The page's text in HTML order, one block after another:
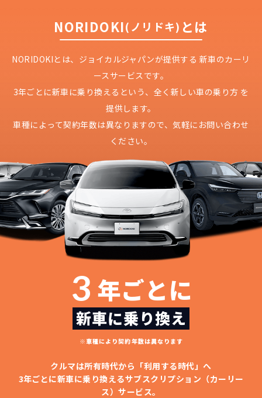
NORIDOKI(ノリドキ) とは
NORIDOKIとは、ジョイカルジャパンが提供する 新車のカーリ
ースサービスです。
3年ごとに新車に乗り換えるという、 全く新しい車の乗り方 を
提供します。
車種によって契約年数は異なりますので、気軽にお問い合わせ
ください。
3 年ごとに
新車に乗り換え
※車種により契約年数は異なります
クルマは所有時代から「利用する時代」へ
3年ごとに新車に乗り換えるサブスクリプション（カーリー
ス）サービス。